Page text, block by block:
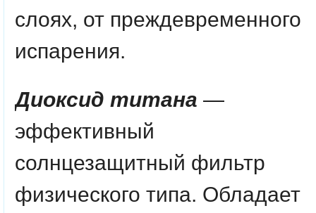
слоях, от преждевременного
испарения.
Диоксид титана —
эффективный
солнцезащитный фильтр
физического типа. Обладает